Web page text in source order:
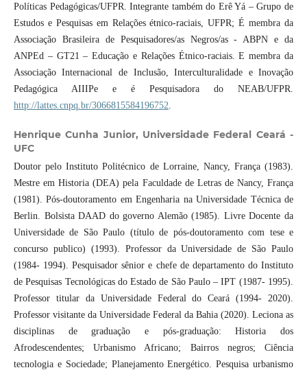
Políticas Pedagógicas/UFPR. Integrante também do Erê Yá – Grupo de
Estudos e Pesquisas em Relações étnico-raciais, UFPR; É membra da
Associação Brasileira de Pesquisadores/as Negros/as - ABPN e da
ANPEd – GT21 – Educação e Relações Étnico-raciais. E membra da
Associação Internacional de Inclusão, Interculturalidade e Inovação
Pedagógica AIIIPe e é Pesquisadora do NEAB/UFPR.
http://lattes.cnpq.br/3066815584196752
Henrique Cunha Junior, Universidade Federal Ceará -
UFC
Doutor pelo Instituto Politécnico de Lorraine, Nancy, França (1983).
Mestre em Historia (DEA) pela Faculdade de Letras de Nancy, França
(1981). Pós-doutoramento em Engenharia na Universidade Técnica de
Berlin. Bolsista DAAD do governo Alemão (1985). Livre Docente da
Universidade de São Paulo (título de pós-doutoramento com tese e
concurso publico) (1993). Professor da Universidade de São Paulo
(1984- 1994). Pesquisador sênior e chefe de departamento do Instituto
de Pesquisas Tecnológicas do Estado de São Paulo – IPT (1987- 1995).
Professor titular da Universidade Federal do Ceará (1994- 2020).
Professor visitante da Universidade Federal da Bahia (2020). Leciona as
disciplinas de graduação e pós-graduação: Historia dos
Afrodescendentes; Urbanismo Africano; Bairros negros; Ciência
tecnologia e Sociedade; Planejamento Energético. Pesquisa urbanismo